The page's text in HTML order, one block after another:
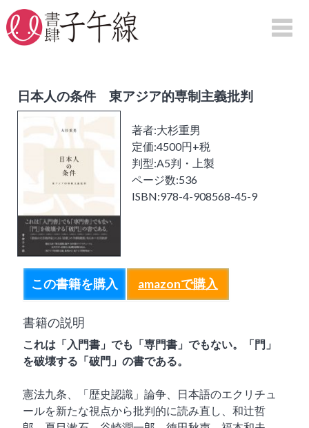
映画
図録
紀行
創刊の辞
雑誌 子午線
ご注文方法
日本人の条件 東アジア的専制主義批判
著者:大杉重男
定価:4500円+税
判型:A5判・上製
ページ数:536
ISBN:978-4-908568-45-9
この書籍を購入
て下さい。
お名前 (必須)
メールアドレス (必
amazonで購入
書籍の説明
これは「入門書」でも「専門書」でもない。「門」
を破壊する「破門」の書である。
憲法九条、「歴史認識」論争、日本語のエクリチュ
ールを新たな視点から批判的に読み直し、和辻哲